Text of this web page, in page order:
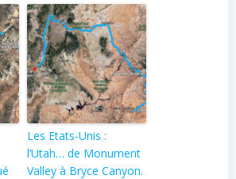
Les Etats-Unis :
l’Utah… de Monument
Valley à Bryce Canyon.